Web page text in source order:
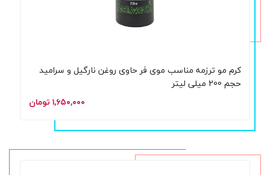
کرم مو ترزمه مناسب موی فر حاوی روغن نارگیل و سرامید
حجم 200 میلی لیتر
۱,۶۵۰,۰۰۰ تومان